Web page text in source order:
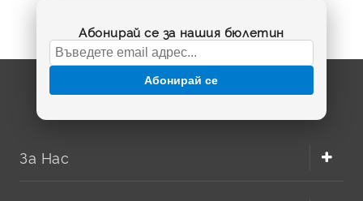
CR1620 от доказани марки като Varta, Panasonic,
Duracell, Energizer и Uniross.
Абонирай се за нашия бюлетин
Абонирай се
За Нас